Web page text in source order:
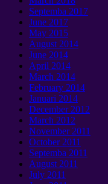
Septemba 2017
June 2017
May 2015
August 2014
June 2014
April 2014
March 2014
February 2014
Januari 2014
December2012
March 2012
November2011
October2011
Septemba 2011
August 2011
July 2011